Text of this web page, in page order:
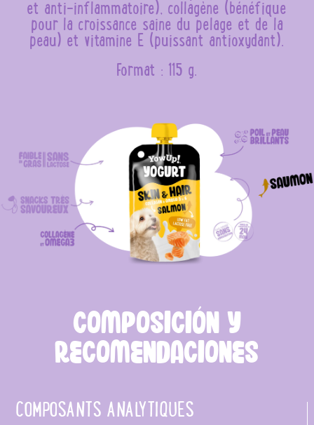
et anti-inflammatoire), collagène (bénéfique
pour la croissance saine du pelage et de la
peau) et vitamine E (puissant antioxydant).
Format : 115 g.
COMPOSICIÓN Y
RECOMENDACIONES
COMPOSANTS ANALYTIQUES